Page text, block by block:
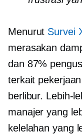
Menurut Survei
merasakan
dan 87%
terkait pekerjaan
berlibur. Lebih-
manajer yang
kelelahan yang